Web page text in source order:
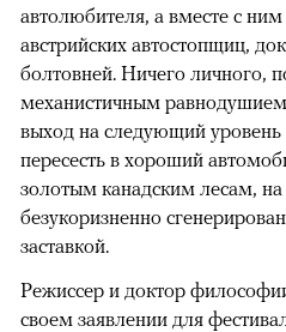
автолюбителя, а вместе с
австрийских автостопщиц,
болтовней. Ничего личного,
механистичным
выход на следующий
пересесть в хороший
золотым канадским лесам,
безукоризненно
заставкой.
Режиссер и доктор
своем заявлении для